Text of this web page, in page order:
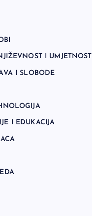
I UMJETNOST
I SLOBODE
I EDUKACIJA